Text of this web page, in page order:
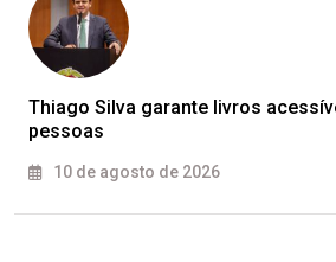
Thiago Silva garante livros
pessoas
10 de agosto de 2026